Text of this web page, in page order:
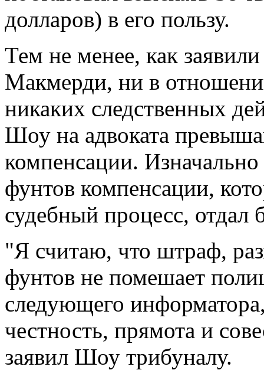
долларов) в его пользу.
Тем не менее, как
Макмерди, ни в
никаких следственных
Шоу на адвоката
компенсации.
фунтов компенсации,
судебный процесс, отдал
"Я считаю, что штраф,
фунтов не помешает
следующего
честность, прямота и
заявил Шоу трибуналу.